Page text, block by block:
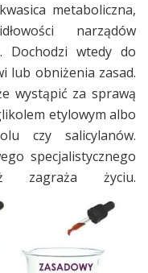
metaboliczna,
narządów
Dochodzi wtedy do
lub obniżenia zasad.
wystąpić za sprawą
etylowym albo
czy salicylanów.
specjalistycznego
zagraża życiu.